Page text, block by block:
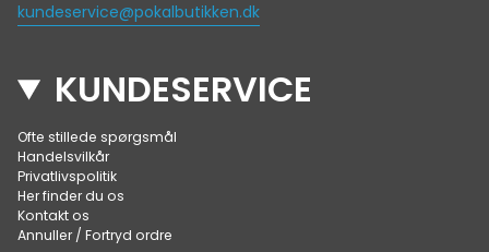
kundeservice@pokalbutikken.dk
KUNDESERVICE
Ofte stillede spørgsmål
Handelsvilkår
Privatlivspolitik
Her finder du os
Kontakt os
Annuller / Fortryd ordre